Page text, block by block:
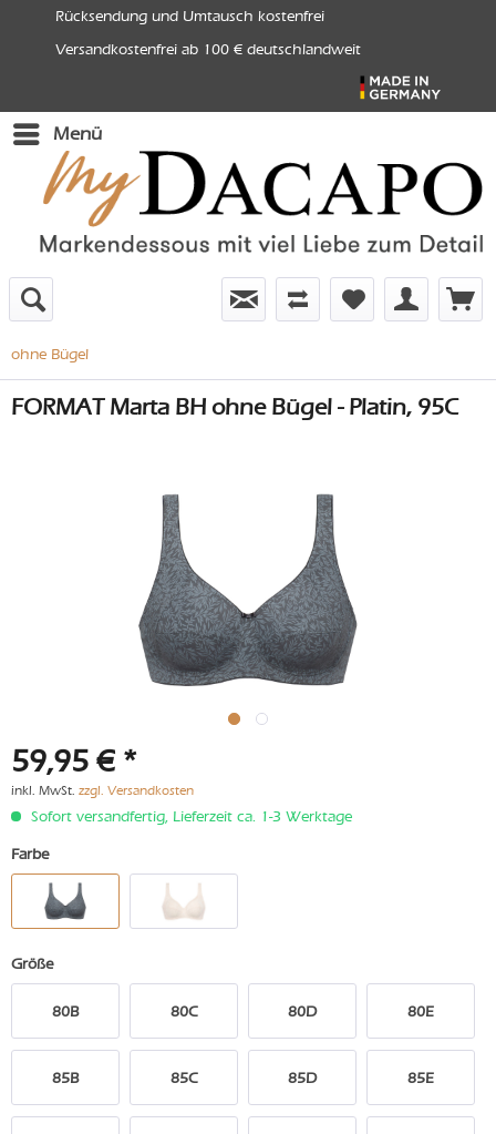
Rücksendung und Umtausch kostenfrei
Versandkostenfrei ab 100 € deutschlandweit
Menü
ohne Bügel
FORMAT Marta BH ohne Bügel - Platin, 95C
59,95 € *
inkl. MwSt. zzgl. Versandkosten
Sofort versandfertig, Lieferzeit ca. 1-3 Werktage
Farbe
Größe
80B 80C 80D 80E
85B 85C 85D 85E